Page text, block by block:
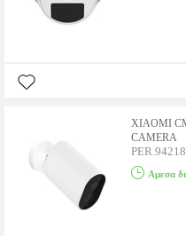
XIAOMI
CAMERA
Αμεσα